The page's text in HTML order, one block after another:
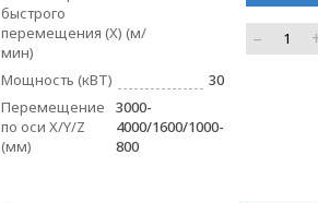
быстрого
перемещения (X) (м/
мин)
Мощность (кВТ)
30
Перемещение
по оси X/Y/Z
(мм)
3000-
4000/1600/1000-
800
–